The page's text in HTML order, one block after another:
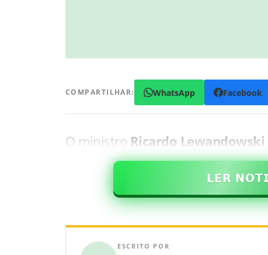
COMPARTILHAR: WhatsApp Facebook
O ministro Ricardo Lewandowski
𝗟𝗘𝗥
ESCRITO POR